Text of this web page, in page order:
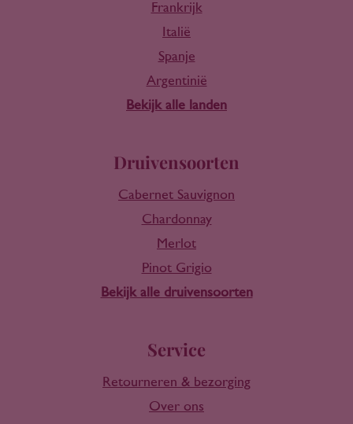
Frankrijk
Italië
Spanje
Argentinië
Bekijk alle landen
Druivensoorten
Cabernet Sauvignon
Chardonnay
Merlot
Pinot Grigio
Bekijk alle druivensoorten
Service
Retourneren & bezorging
Over ons